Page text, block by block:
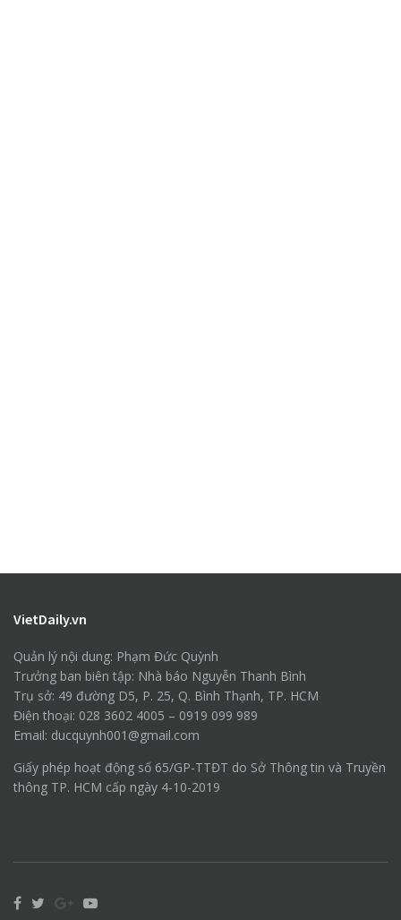
VietDaily.vn
Quản lý nội dung: Phạm Đức Quỳnh
Trưởng ban biên tập: Nhà báo Nguyễn Thanh Bình
Trụ sở: 49 đường D5, P. 25, Q. Bình Thạnh, TP. HCM
Điện thoại: 028 3602 4005 – 0919 099 989
Email: ducquynh001@gmail.com
Giấy phép hoạt động số 65/GP-TTĐT do Sở Thông tin và Truyền
thông TP. HCM cấp ngày 4-10-2019